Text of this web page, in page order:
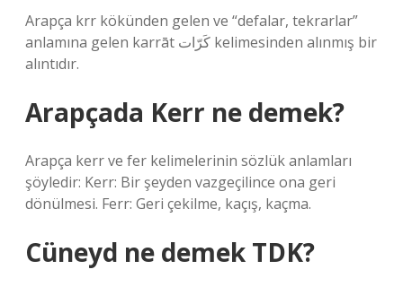
Arapça krr kökünden gelen ve “defalar, tekrarlar”
anlamına gelen karrāt كَرّات kelimesinden alınmış bir
alıntıdır.
Arapçada Kerr ne demek?
Arapça kerr ve fer kelimelerinin sözlük anlamları
şöyledir: Kerr: Bir şeyden vazgeçilince ona geri
dönülmesi. Ferr: Geri çekilme, kaçış, kaçma.
Cüneyd ne demek TDK?